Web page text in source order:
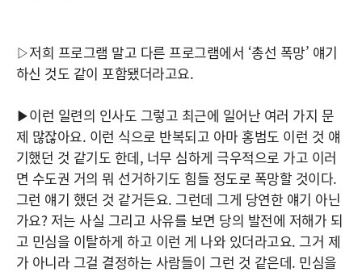
▷저희 프로그램 말고 다른 프로그램에서 ‘총선 폭망’ 얘기
하신 것도 같이 포함됐더라고요.
▶이런 일련의 인사도 그렇고 최근에 일어난 여러 가지 문
제 많잖아요. 이런 식으로 반복되고 아마 홍범도 이런 것 얘
기했던 것 같기도 한데, 너무 심하게 극우적으로 가고 이러
면 수도권 거의 뭐 선거하기도 힘들 정도로 폭망할 것이다.
그런 얘기 했던 것 같거든요. 그런데 그게 당연한 얘기 아닌
가요? 저는 사실 그리고 사유를 보면 당의 발전에 저해가 되
고 민심을 이탈하게 하고 이런 게 나와 있더라고요. 그거 제
가 아니라 그걸 결정하는 사람들이 그런 것 같은데. 민심을